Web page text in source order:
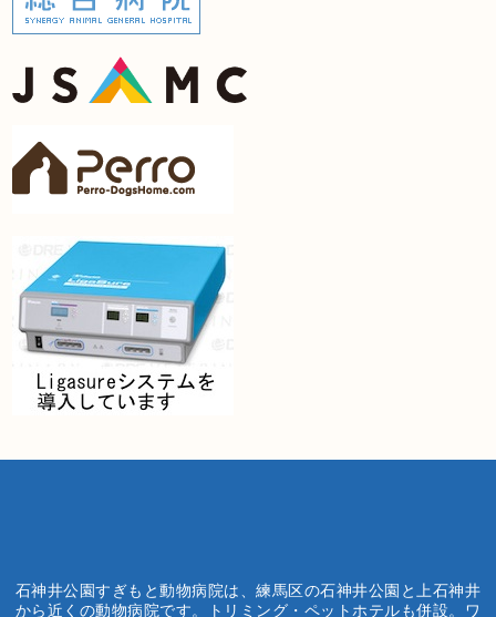
石神井公園すぎもと動物病院は、練馬区の石神井公園と上石神井
から近くの動物病院です。トリミング・ペットホテルも併設。ワ